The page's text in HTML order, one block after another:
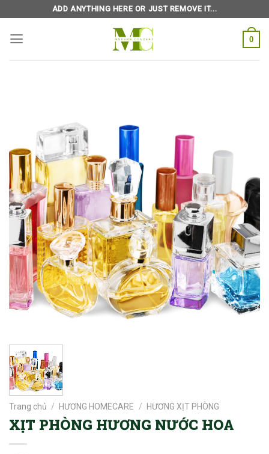
content
ADD ANYTHING HERE OR JUST REMOVE IT...
0
Trang chủ / HƯƠNG HOMECARE / HƯƠNG XỊT PHÒNG
XỊT PHÒNG HƯƠNG NƯỚC HOA